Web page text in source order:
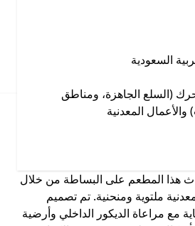
هذا المطعم على البساطة من خلال
ملتوية ومنحنية. تم تصميم
مع مراعاة الديكور الداخلي وأرضية
السعودية
(السلع الجاهزة، ومناطق
المعدنية